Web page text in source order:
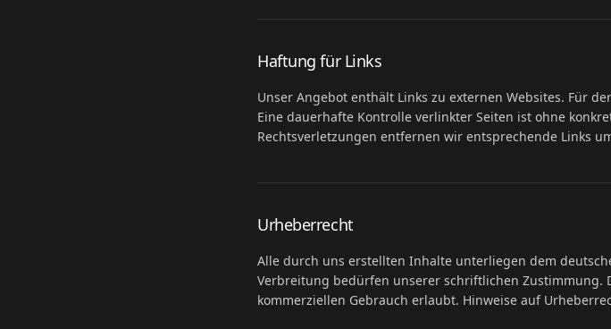
Haftung für Links
Unser Angebot enthält Links zu externen Websites. Für
Eine dauerhafte Kontrolle verlinkter Seiten ist ohne
Rechtsverletzungen entfernen wir entsprechende Links
Urheberrecht
Alle durch uns erstellten Inhalte unterliegen dem
Verbreitung bedürfen unserer schriftlichen Zustimmung.
kommerziellen Gebrauch erlaubt. Hinweise auf